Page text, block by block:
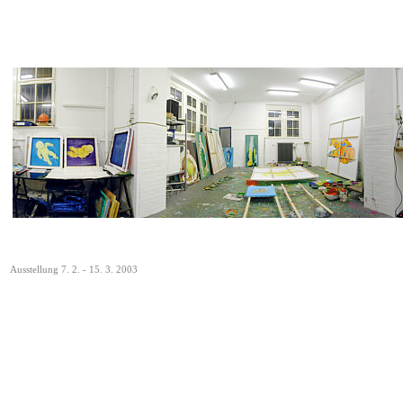
Ausstellung 7. 2. - 15. 3. 2003